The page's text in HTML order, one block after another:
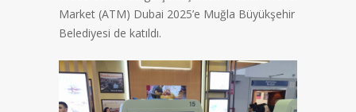
Market (ATM) Dubai 2025’e Muğla Büyükşehir
Belediyesi de katıldı.